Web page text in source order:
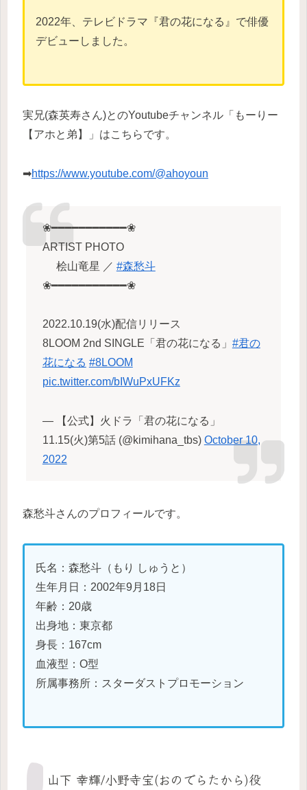
2022年、テレビドラマ『君の花になる』で俳優
デビューしました。
実兄(森英寿さん)とのYoutubeチャンネル「もーりー
【アホと弟】」はこちらです。
➡https://www.youtube.com/@ahoyoun
❀━━━━━━━━━━━❀
ARTIST PHOTO
桧山竜星 ／ #森愁斗
❀━━━━━━━━━━━❀
2022.10.19(水)配信リリース
8LOOM 2nd SINGLE「君の花になる」 #君の
花になる #8LOOM
pic.twitter.com/bIWuPxUFKz
— 【公式】火ドラ「君の花になる」
11.15(火)第5話 (@kimihana_tbs) October 10,
2022
森愁斗さんのプロフィールです。
氏名：森愁斗（もり しゅうと）
生年月日：2002年9月18日
年齢：20歳
出身地：東京都
身長：167cm
血液型：O型
所属事務所：スターダストプロモーション
山下 幸輝/小野寺宝(おのでらたから)役